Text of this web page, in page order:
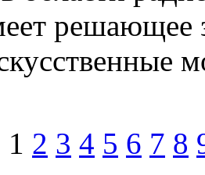
решающее
1 2 3 4 5 6 7 8